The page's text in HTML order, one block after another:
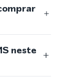
neste